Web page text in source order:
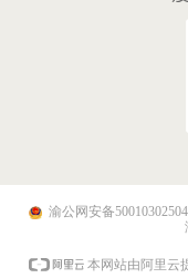
渝公网安备
本网站由阿里云